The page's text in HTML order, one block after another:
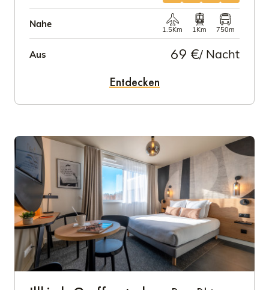
Nahe
1.5Km 1Km 750m
Aus 69 €/ Nacht
Entdecken